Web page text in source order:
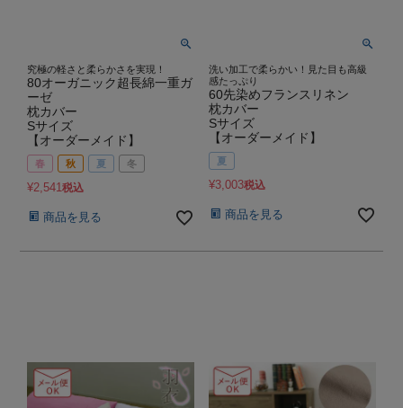
究極の軽さと柔らかさを実現！
80オーガニック超長綿一重ガ
ーゼ
枕カバー
Sサイズ
【オーダーメイド】
春 秋 夏 冬
¥2,541税込
商品を見る
洗い加工で柔らかい！見た目も高級
感たっぷり
60先染めフランスリネン
枕カバー
Sサイズ
【オーダーメイド】
夏
¥3,003税込
商品を見る